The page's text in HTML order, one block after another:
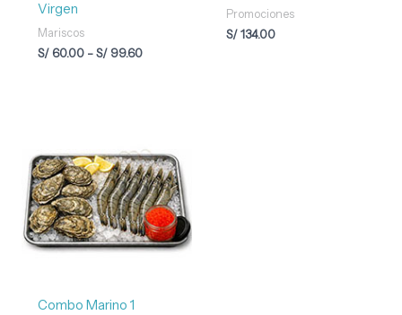
Virgen
Mariscos
S/60.00 - S/99.60
Promociones
S/134.00
Combo Marino 1